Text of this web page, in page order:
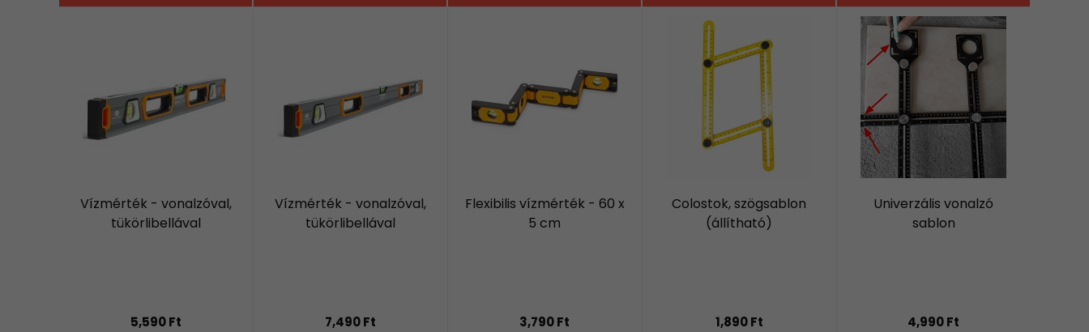
Vízmérték - vonalzóval,
tükörlibellával
5,590 Ft
Vízmérték - vonalzóval,
tükörlibellával
7,490 Ft
Flexibilis vízmérték - 60 x
5 cm
3,790 Ft
Colostok, szögsablon
(állítható)
1,890 Ft
Univerzális vonalzó
sablon
4,990 Ft